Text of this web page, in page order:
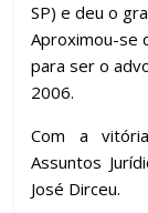
SP) e deu o
Aproximou-se
para ser o
2006.
Com a
Assuntos
José Dirceu.